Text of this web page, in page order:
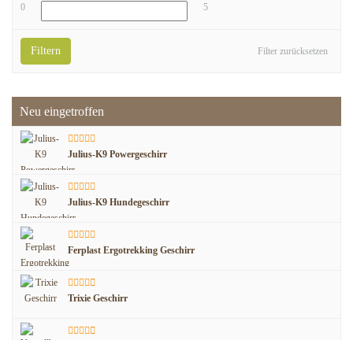
0 5
Filter zurücksetzen
Filtern
Neu eingetroffen
Julius-K9 Powergeschirr
Julius-K9 Hundegeschirr
Ferplast Ergotrekking Geschirr
Trixie Geschirr